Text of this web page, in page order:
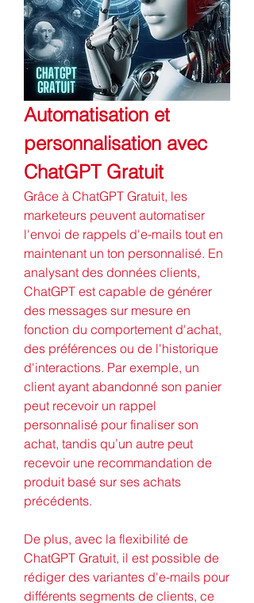
Automatisation et
personnalisation avec
ChatGPT Gratuit
Grâce à ChatGPT Gratuit, les
marketeurs peuvent automatiser
l'envoi de rappels d'e-mails tout en
maintenant un ton personnalisé. En
analysant des données clients,
ChatGPT est capable de générer
des messages sur mesure en
fonction du comportement d'achat,
des préférences ou de l'historique
d'interactions. Par exemple, un
client ayant abandonné son panier
peut recevoir un rappel
personnalisé pour finaliser son
achat, tandis qu’un autre peut
recevoir une recommandation de
produit basé sur ses achats
précédents.
De plus, avec la flexibilité de
ChatGPT Gratuit, il est possible de
rédiger des variantes d'e-mails pour
différents segments de clients, ce